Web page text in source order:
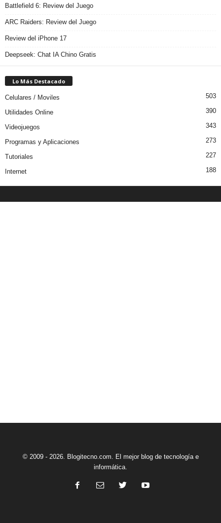
Battlefield 6: Review del Juego
ARC Raiders: Review del Juego
Review del iPhone 17
Deepseek: Chat IA Chino Gratis
Lo Más Destacado
Celulares / Moviles 503
Utilidades Online 390
Videojuegos 343
Programas y Aplicaciones 273
Tutoriales 227
Internet 188
© 2009 - 2026. Blogitecno.com. El mejor blog de tecnología e
informática.